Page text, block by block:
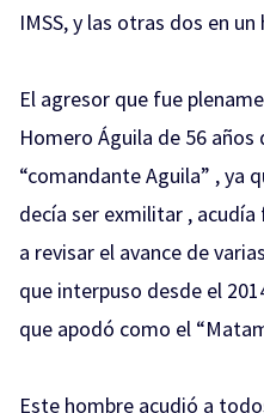
IMSS, y las otras dos en
El agresor que fue
Homero Águila de 56
“comandante Aguila” , ya
decía ser exmilitar ,
a revisar el avance de
que interpuso desde el
que apodó como el
Este hombre acudió a